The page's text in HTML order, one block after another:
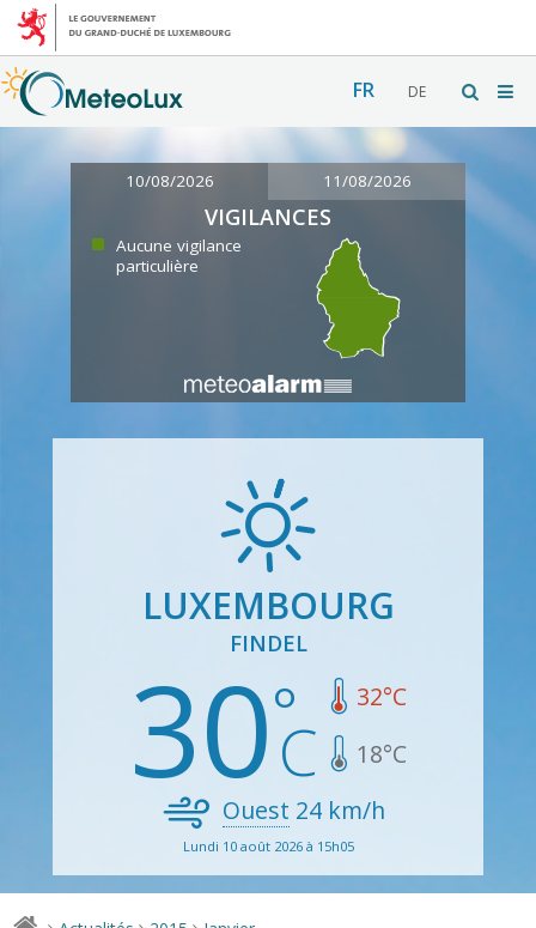
FR DE
10/08/2026 11/08/2026
VIGILANCES
Aucune vigilance
particulière
LUXEMBOURG
FINDEL
30 32°C
18°C
Ouest 24 km/h
Lundi 10 août 2026 à 15h05